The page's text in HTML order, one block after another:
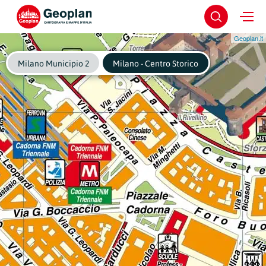
Geoplan.it
Milano Municipio 2 Milano - Centro Storico